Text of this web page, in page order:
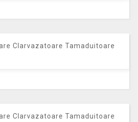
Clarvazatoare Tamaduitoare
Clarvazatoare Tamaduitoare